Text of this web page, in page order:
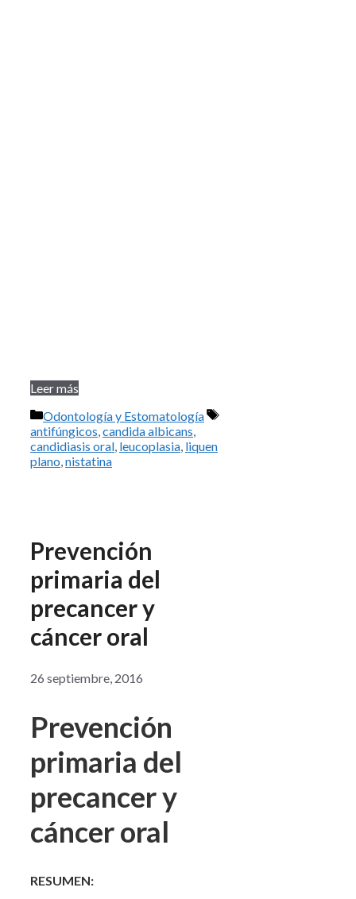
Leer más
Categorías
Odontología y Estomatología
Etiquetas
antifúngicos,candida albicans,
candidiasis oral, leucoplasia, liquen
plano,nistatina
Prevención
primaria del
precancer y
cáncer oral
26 septiembre, 2016
Prevención
primaria del
precancer y
cáncer oral
RESUMEN: